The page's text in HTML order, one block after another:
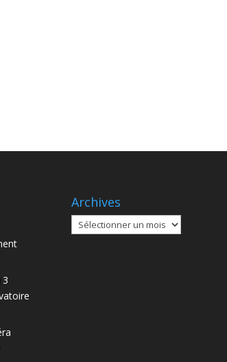
Archives
Archives